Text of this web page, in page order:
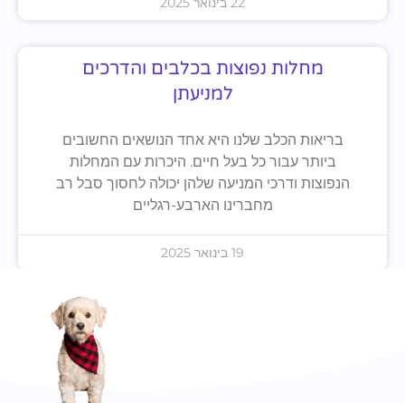
מחלות נפוצות בכלבים והדרכים
למניעתן
בריאות הכלב שלנו היא אחד הנושאים החשובים
ביותר עבור כל בעל חיים. היכרות עם המחלות
הנפוצות ודרכי המניעה שלהן יכולה לחסוך סבל רב
מחברינו הארבע-רגליים
19 בינואר 2025